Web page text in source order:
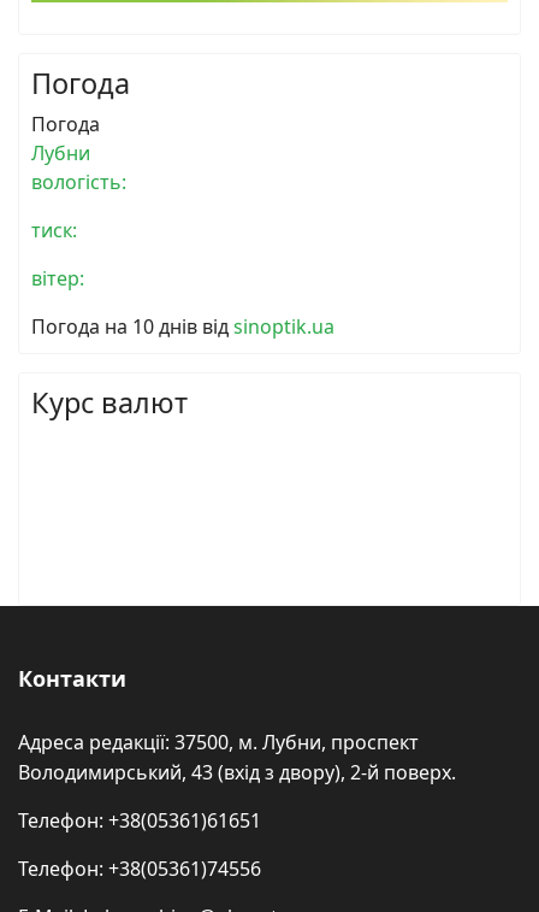
Погода
Погода
Лубни
вологість:
тиск:
вітер:
Погода на 10 днів відsinoptik.ua
Курс валют
Контакти
Адреса редакції: 37500, м. Лубни, проспект
Володимирський, 43 (вхід з двору), 2-й поверх.
Телефон: +38(05361)61651
Телефон: +38(05361)74556